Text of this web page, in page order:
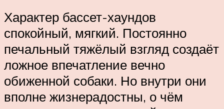
Характер бассет-хаундов
спокойный, мягкий. Постоянно
печальный тяжёлый взгляд создаёт
ложное впечатление вечно
обиженной собаки. Но внутри они
вполне жизнерадостны, о чём